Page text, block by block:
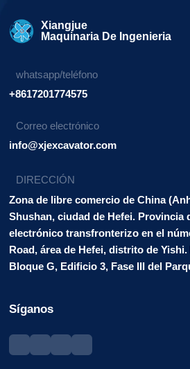
Xiangjue
Maquinaria De Ingenieria
whatsapp/teléfono
+8617201774575
Correo electrónico
info@xjexcavator.com
DIRECCIÓN
Zona de libre comercio de China
Shushan, ciudad de Hefei. Provincia
electrónico transfronterizo en el
Road, área de Hefei, distrito de Yishi.
Bloque G, Edificio 3, Fase III del
Síganos